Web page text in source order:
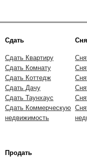
Сдать
Сдать Квартиру
Сдать Комнату
Сдать Коттедж
Сдать Дачу
Сдать Таунхаус
Сдать Коммерческую
недвижимость
Продать